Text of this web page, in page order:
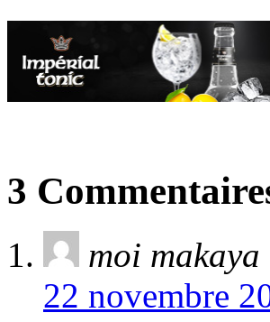
3
moi makaya
22 novembre